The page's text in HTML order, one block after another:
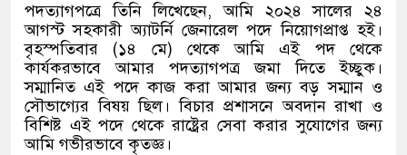
পদত্যাগপত্রে তিনি লিখেছেন, আমি ২০২৪ সালের ২৪
আগস্ট সহকারী অ্যাটর্নি জেনারেল পদে নিয়োগপ্রাপ্ত হই।
বৃহস্পতিবার (১৪ মে) থেকে আমি এই পদ থেকে
কার্যকরভাবে আমার পদত্যাগপত্র জমা দিতে ইচ্ছুক।
সম্মানিত এই পদে কাজ করা আমার জন্য বড় সম্মান ও
সৌভাগ্যের বিষয় ছিল। বিচার প্রশাসনে অবদান রাখা ও
বিশিষ্ট এই পদে থেকে রাষ্ট্রের সেবা করার সুযোগের জন্য
আমি গভীরভাবে কৃতজ্ঞ।